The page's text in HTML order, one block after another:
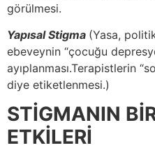
görülmesi.
Yapısal Stigma (Yasa,
ebeveynin “çocuğu
ayıplanması.Terapistlerin
diye etiketlenmesi.)
STİGMANIN
ETKİLERİ